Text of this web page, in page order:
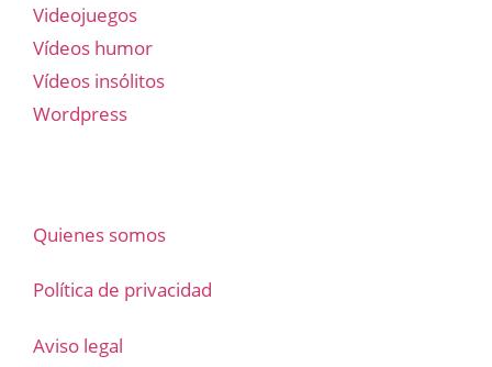
Videojuegos
Vídeos humor
Vídeos insólitos
Wordpress
Quienes somos
Política de privacidad
Aviso legal